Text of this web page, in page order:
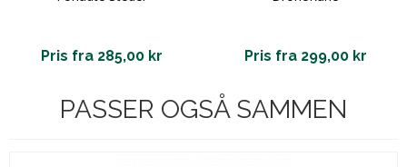
Pris fra 285,00 kr Pris fra 299,00 kr
PASSER OGSÅ SAMMEN